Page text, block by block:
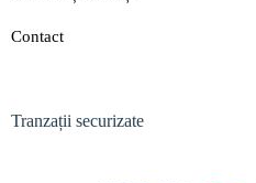
Contact
Tranzații securizate